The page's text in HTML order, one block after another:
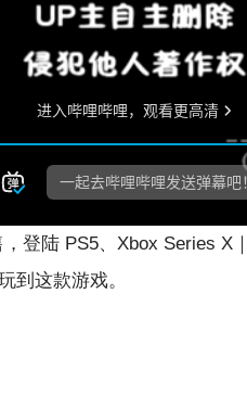
登陆 PS5、Xbox Series
到这款游戏。